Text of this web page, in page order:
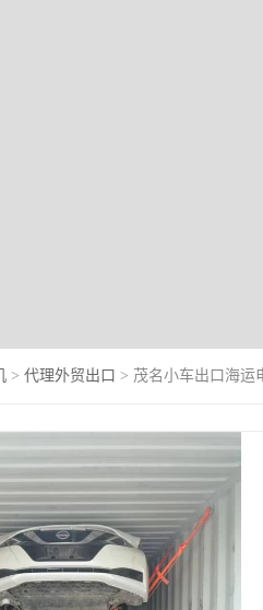
> 代理外贸出口 > 茂名小车出口海运